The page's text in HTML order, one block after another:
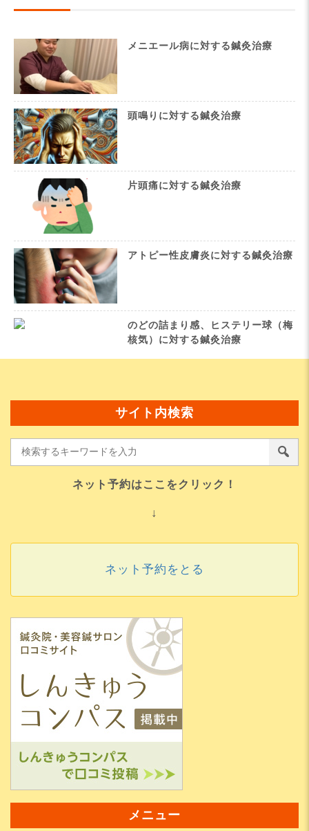
メニエール病に対する鍼灸治療
頭鳴りに対する鍼灸治療
片頭痛に対する鍼灸治療
アトピー性皮膚炎に対する鍼灸治療
のどの詰まり感、ヒステリー球（梅
核気）に対する鍼灸治療
サイト内検索
ネット予約はここをクリック！
↓
ネット予約をとる
メニュー